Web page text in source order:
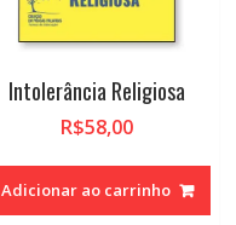
Intolerância Religiosa
R$58,00
Adicionar ao carrinho